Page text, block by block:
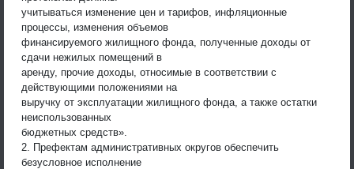
учитываться изменение цен и тарифов, инфляционные
процессы, изменения объемов
финансируемого жилищного фонда, полученные доходы от
сдачи нежилых помещений в
аренду, прочие доходы, относимые в соответствии с
действующими положениями на
выручку от эксплуатации жилищного фонда, а также остатки
неиспользованных
бюджетных средств».
2. Префектам административных округов обеспечить
безусловное исполнение